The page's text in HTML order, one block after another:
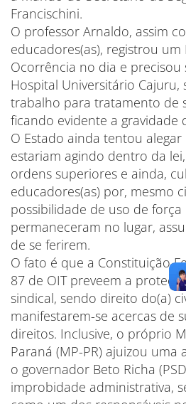
Francischini.
O professor Arnaldo, assim
educadores(as), registrou um
Ocorrência no dia e
Hospital Universitário
trabalho para tratamento de
ficando evidente a gravidade
O Estado ainda tentou
estariam agindo dentro da
ordens superiores e ainda,
educadores(as) por, mesmo
possibilidade de uso de força
permaneceram no lugar,
de se ferirem.
O fato é que a Constituição
87 de OIT preveem a
sindical, sendo direito do(a)
manifestarem-se acercas de
direitos. Inclusive, o próprio
Paraná (MP-PR) ajuizou uma
o governador Beto Richa
improbidade administrativa,